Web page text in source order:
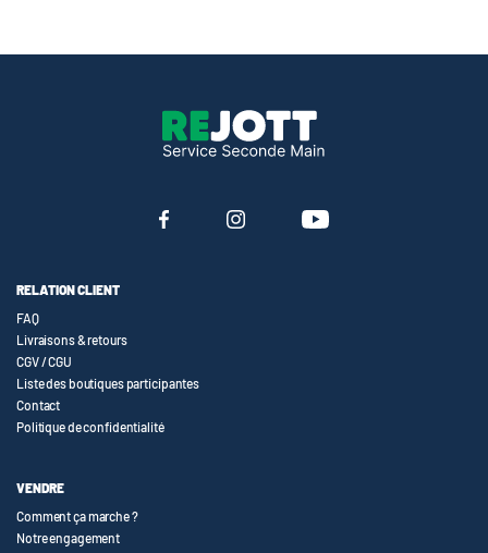
RELATION CLIENT
FAQ
Livraisons & retours
CGV / CGU
Liste des boutiques participantes
Contact
Politique de confidentialité
VENDRE
Comment ça marche ?
Notre engagement